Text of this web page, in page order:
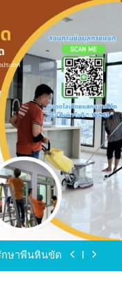
บัวนครปฐม
ไลน์ WCS1
กษาพื้นหินขัด